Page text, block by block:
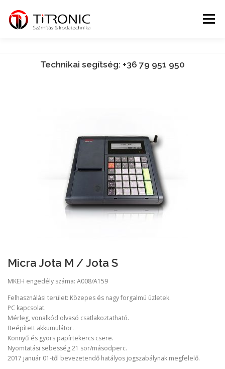
tartalomhoz
Menü
Technikai segítség: +36 79 951 950
Micra Jota M / Jota S
MKEH engedély száma: A008/A159
Felhasználási terület: Közepes és nagy forgalmú üzletek.
PC kapcsolat.
Mérleg, vonalkód olvasó csatlakoztatható.
Beépített akkumulátor.
Könnyű és gyors papírtekercs csere.
Nyomtatási sebesség 21 sor/másodperc.
2017 január 01-től bevezetendő hatályos jogszabálynak megfelelő.